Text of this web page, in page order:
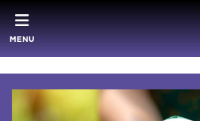
MENU